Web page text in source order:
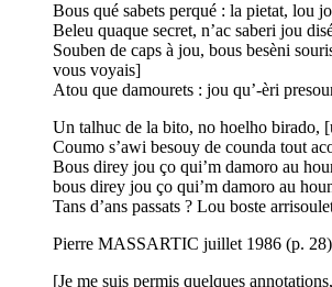
Bous qué sabets perqué : la pietat, lou
Beleu quaque secret, n’ac saberi jou
Souben de caps à jou, bous besèni
vous voyais]
Atou que damourets : jou qu’-èri
Un talhuc de la bito, no hoelho birado,
Coumo s’awi besouy de counda tout
Bous direy jou ço qui’m damoro au
bous direy jou ço qui’m damoro au
Tans d’ans passats ? Lou boste
Pierre MASSARTIC juillet 1986 (p. 28)
[Je me suis permis quelques